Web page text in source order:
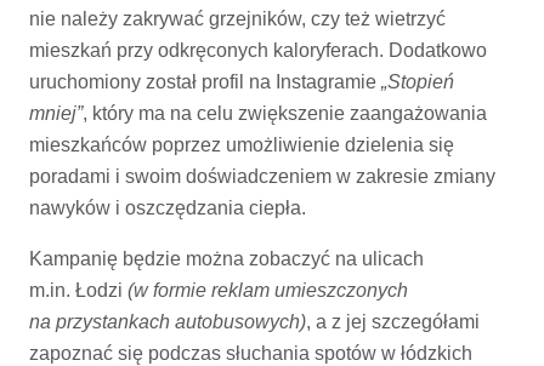
nie należy zakrywać grzejników, czy też wietrzyć
mieszkań przy odkręconych kaloryferach. Dodatkowo
uruchomiony został profil na Instagramie „Stopień
mniej”, który ma na celu zwiększenie zaangażowania
mieszkańców poprzez umożliwienie dzielenia się
poradami i swoim doświadczeniem w zakresie zmiany
nawyków i oszczędzania ciepła.
Kampanię będzie można zobaczyć na ulicach
m.in. Łodzi (w formie reklam umieszczonych
na przystankach autobusowych), a z jej szczegółami
zapoznać się podczas słuchania spotów w łódzkich